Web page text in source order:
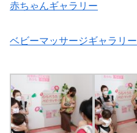
赤ちゃんギャラリー
ベビーマッサージギャラリー